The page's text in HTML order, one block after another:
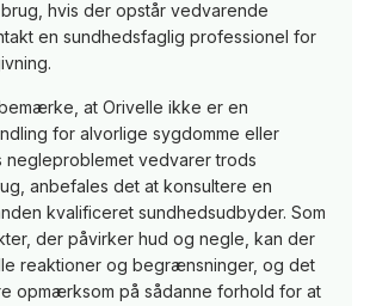
hvis der opstår vedvarende
en sundhedsfaglig professionel for
at Orivelle ikke er en
for alvorlige sygdomme eller
negleproblemet vedvarer trods
anbefales det at konsultere en
kvalificeret sundhedsudbyder. Som
der påvirker hud og negle, kan der
reaktioner og begrænsninger, og det
opmærksom på sådanne forhold for at